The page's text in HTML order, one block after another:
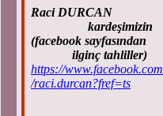
Raci DURCAN
kardeşimizin
(facebook sayfasından
ilginç tahliller)
https://www.facebook.com
/raci.durcan?fref=ts